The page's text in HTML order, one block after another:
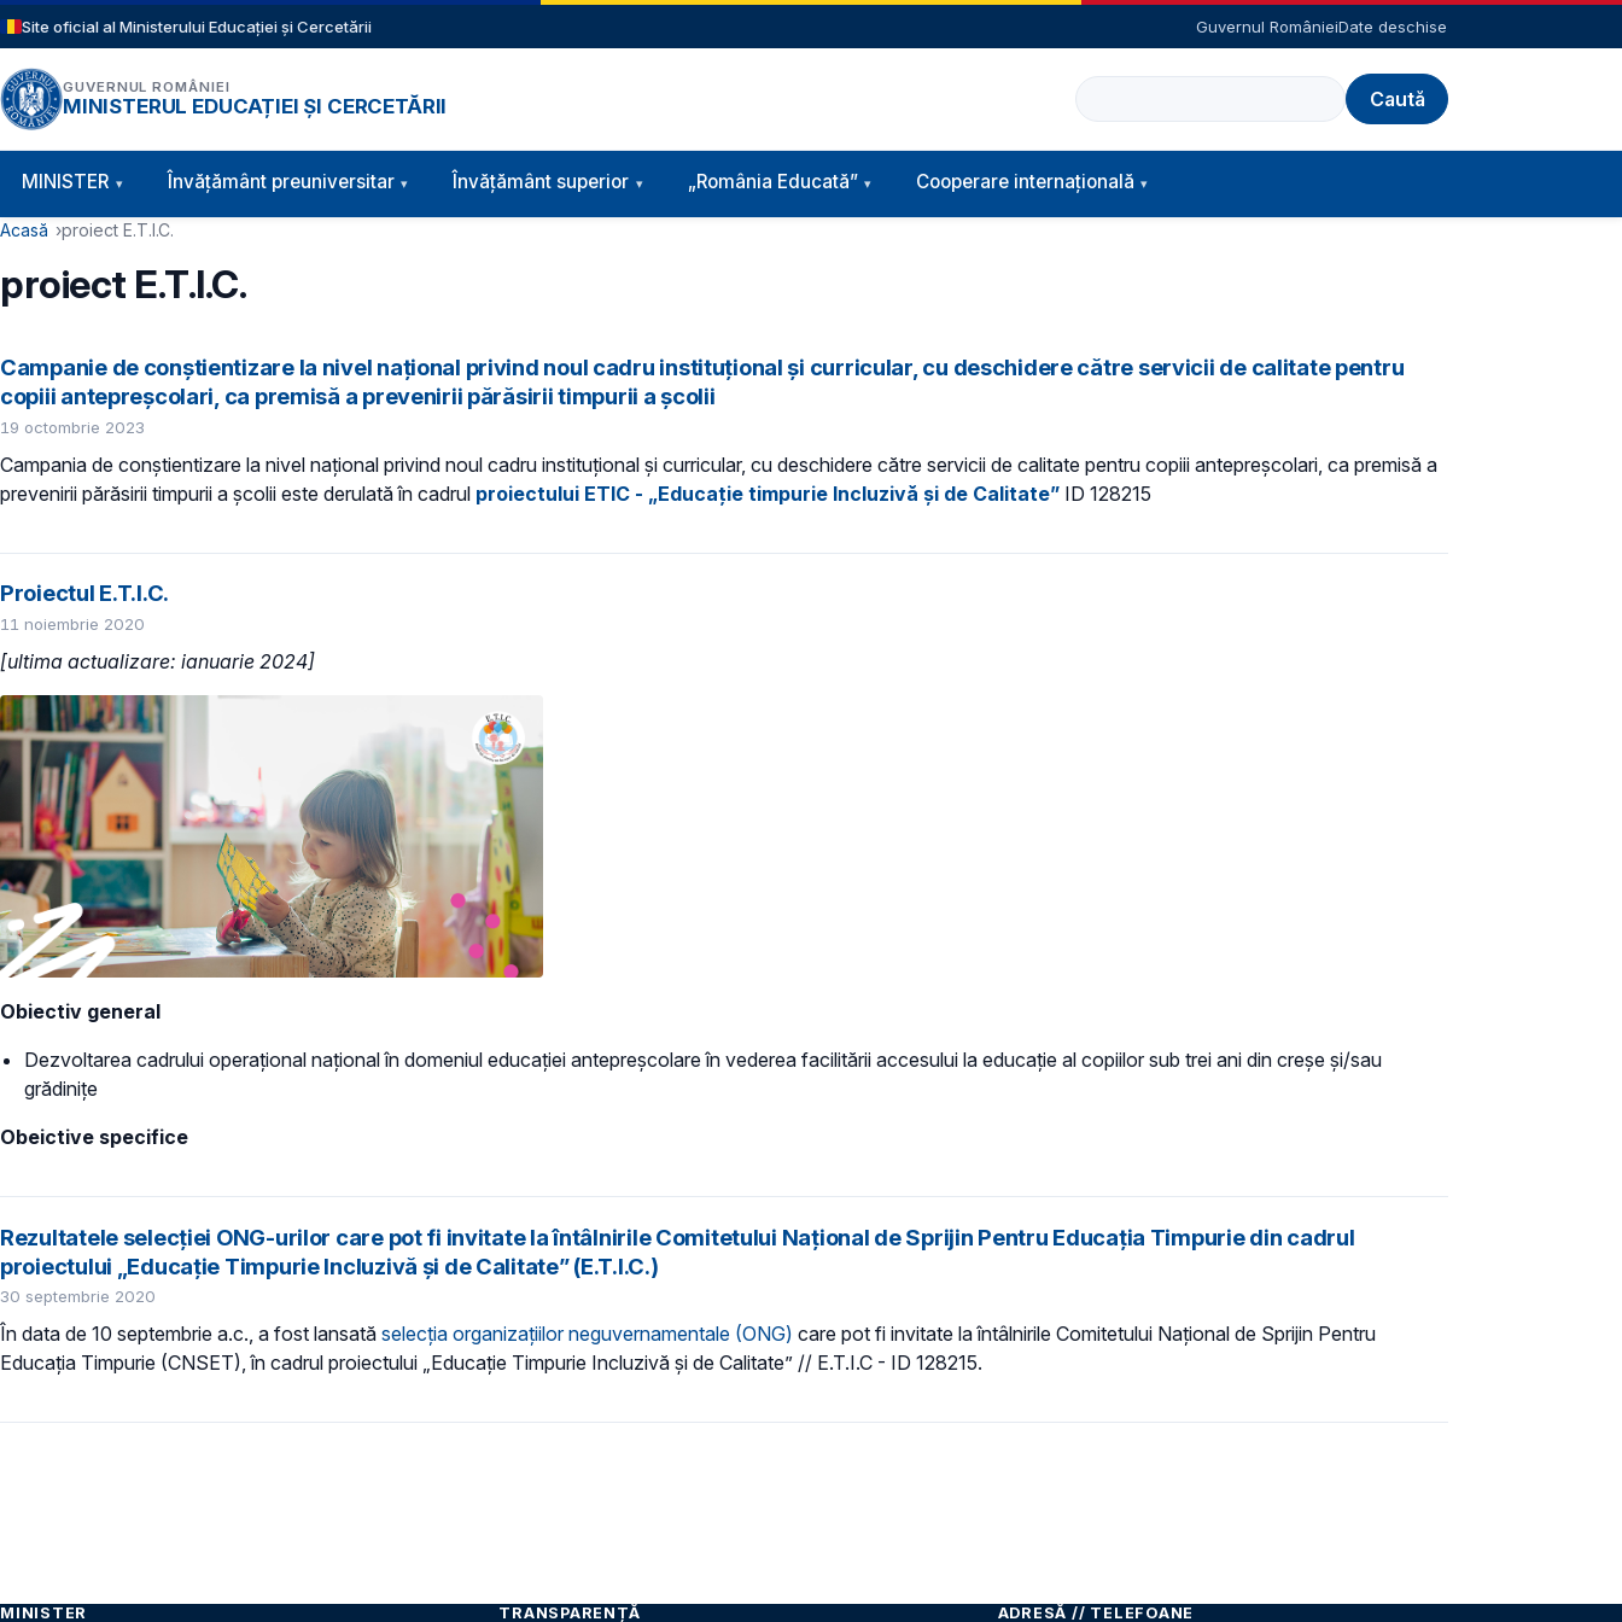
Sari la conținutul principal
Site oficial al Ministerului Educației și Cercetării Guvernul RomânieiDate deschise
GUVERNUL ROMÂNIEI
MINISTERUL EDUCAȚIEI ȘI CERCETĂRII
Caută
Navigație principală
MINISTER Învăţământ preuniversitar Învățământ superior „România Educată” Cooperare internațională
Cale de navigare
Acasă proiect E.T.I.C.
proiect E.T.I.C.
Campanie de conștientizare la nivel național privind noul cadru instituțional și curricular, cu deschidere către servicii de calitate pentru
copiii antepreșcolari, ca premisă a prevenirii părăsirii timpurii a școlii
19 octombrie 2023
Campania de conștientizare la nivel național privind noul cadru instituțional și curricular, cu deschidere către servicii de calitate pentru copiii antepreșcolari, ca premisă a
prevenirii părăsirii timpurii a școlii este derulată în cadrul proiectului ETIC - „Educație timpurie Incluzivă și de Calitate” ID 128215
Proiectul E.T.I.C.
11 noiembrie 2020
[ultima actualizare: ianuarie 2024]
Obiectiv general
Dezvoltarea cadrului operațional național în domeniul educației antepreșcolare în vederea facilitării accesului la educație al copiilor sub trei ani din creșe și/sau
grădinițe
Obeictive specifice
Rezultatele selecției ONG-urilor care pot fi invitate la întâlnirile Comitetului Național de Sprijin Pentru Educația Timpurie din cadrul
proiectului „Educație Timpurie Incluzivă și de Calitate” (E.T.I.C.)
30 septembrie 2020
În data de 10 septembrie a.c., a fost lansată selecția organizațiilor neguvernamentale (ONG) care pot fi invitate la întâlnirile Comitetului Național de Sprijin Pentru
Educația Timpurie (CNSET), în cadrul proiectului „Educație Timpurie Incluzivă și de Calitate” // E.T.I.C - ID 128215.
MINISTER TRANSPARENȚĂ ADRESĂ // TELEFOANE